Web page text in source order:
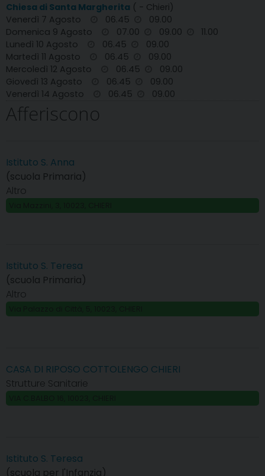
Chiesa di Santa Margherita ( - Chieri)
Venerdì 7 Agosto
06.45
09.00
Domenica 9 Agosto
07.00 09.00
11.00
Lunedì 10 Agosto
06.45
09.00
Martedì 11 Agosto
06.45
09.00
Mercoledì 12 Agosto
06.45
09.00
Giovedì 13 Agosto
06.45
09.00
Venerdì 14 Agosto
06.45 09.00
Afferiscono
Istituto S. Anna
(scuola Primaria)
Altro
Istituto S. Teresa
(scuola Primaria)
Altro
CASA DI RIPOSO COTTOLENGO CHIERI
Strutture Sanitarie
Istituto S. Teresa
(scuola per l'Infanzia)